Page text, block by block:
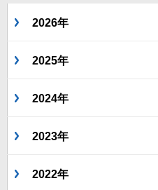
2026年
2025年
2024年
2023年
2022年